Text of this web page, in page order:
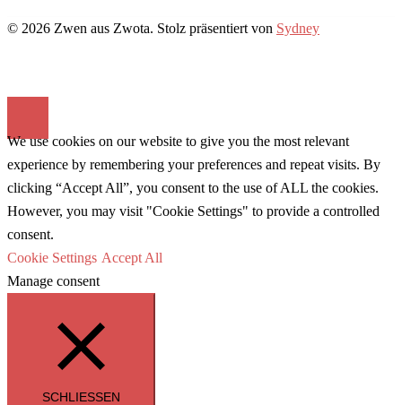
© 2026 Zwen aus Zwota. Stolz präsentiert von Sydney
We use cookies on our website to give you the most relevant
experience by remembering your preferences and repeat visits. By
clicking “Accept All”, you consent to the use of ALL the cookies.
However, you may visit "Cookie Settings" to provide a controlled
consent.
Cookie Settings Accept All
Manage consent
SCHLIESSEN